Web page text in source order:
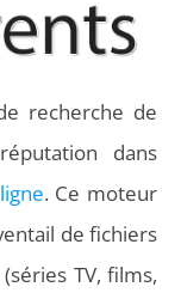
recherche de
dans
. Ce moteur
de fichiers
TV, films,